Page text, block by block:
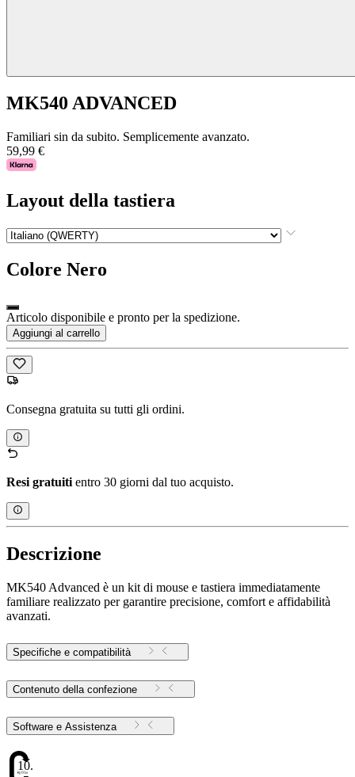
MK540 ADVANCED
Familiari sin da subito. Semplicemente avanzato.
59,99 €
Layout della tastiera
Colore Nero
Articolo disponibile e pronto per la spedizione.
Aggiungi al carrello
Consegna gratuita su tutti gli ordini.
Resi gratuiti entro 30 giorni dal tuo acquisto.
Descrizione
MK540 Advanced è un kit di mouse e tastiera immediatamente
familiare realizzato per garantire precisione, comfort e affidabilità
avanzati.
Specifiche e compatibilità
Contenuto della confezione
Software e Assistenza
10.17